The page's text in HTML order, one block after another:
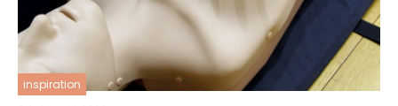
inspiration